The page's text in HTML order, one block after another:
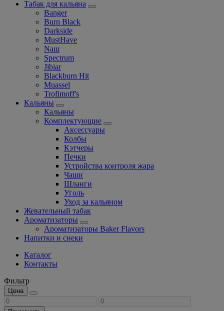
Табак для кальяна
Banger
Burn Black
Darkside
MustHave
Nаш
Spectrum
Jibiar
Blackburn Hit
Muassel
Trofimoff's
Кальяны
Кальяны
Комплектующие
Аксессуары
Колбы
Кэтчеры
Печки
Устройства контроля жара
Чаши
Шланги
Уголь
Уход за кальяном
Жевательный табак
Ароматизаторы
Ароматизаторы Baker Flavors
Напитки и снеки
Каталог
Контакты
Фильтр
Цена